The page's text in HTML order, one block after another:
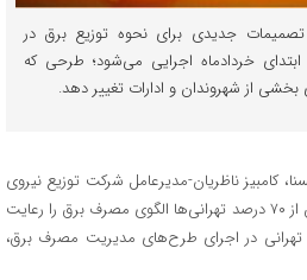
جدیدی برای نحوه توزیع برق در
خردادماه اجرایی می‌شود؛ طرحی که
از شهروندان و ادارات تغییر دهد.
کامبیز ناظریان-مدیرعامل شرکت توزیع نیروی
برق تهران بزرگ- با بیان این که بیش از ۷۰ درصد تهرانی‌ها الگوی مصرف برق را رعایت
تهرانی در اجرای طرح‌های مدیریت مصرف برق،